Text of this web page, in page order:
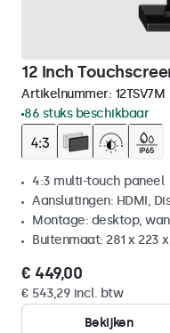
12 Inch
Artikelnummer: 12TSV7M
86 stuks beschikbaar
4:3 multi-touch paneel
Aansluitingen: HDMI,
Montage: desktop,
Buitenmaat: 281 x 223
€ 449,00
€ 543,29 incl. btw
Bekijken